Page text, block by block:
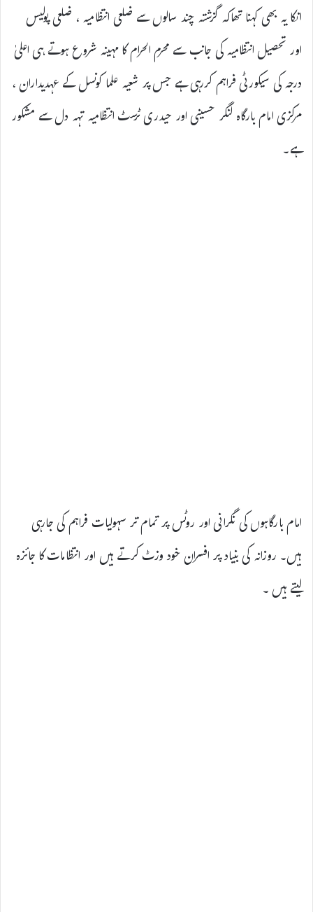
انکا یہ بھی کہنا تھاکہ گزشتہ چند سالوں سے ضلعی انتظامیہ ، ضلعی پولیس
اور تحصیل انتظامیہ کی جانب سے محرم الحرام کا مہینہ شروع ہوتے ہی اعلیٰ
درجہ کی سیکورٹی فراہم کررہی ہے جس پر شعیہ علما کونسل کے عہدیداران ،
مرکزی امام بارگاہ لنگر حسینی اور حیدری ٹرسٹ انتظامیہ تہہ دل سے مشکور
ہے۔
امام بارگاہوں کی نگرانی اور روٹس پر تمام تر سہولیات فراہم کی جارہی
ہیں۔ روزانہ کی بنیاد پر افسران خود وزٹ کرتے ہیں اور انتظامات کا جائزہ
لیتے ہیں ۔